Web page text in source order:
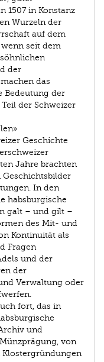
1507 in Konstanz
Wurzeln der
auf dem
seit dem
der
das
Bedeutung der
der Schweizer
Geschichte
Jahre brachten
In den
habsburgische
galt – und gilt –
des Mit- und
Kontinuität als
Fragen
und der
der
Verwaltung oder
fort, das in
und
von